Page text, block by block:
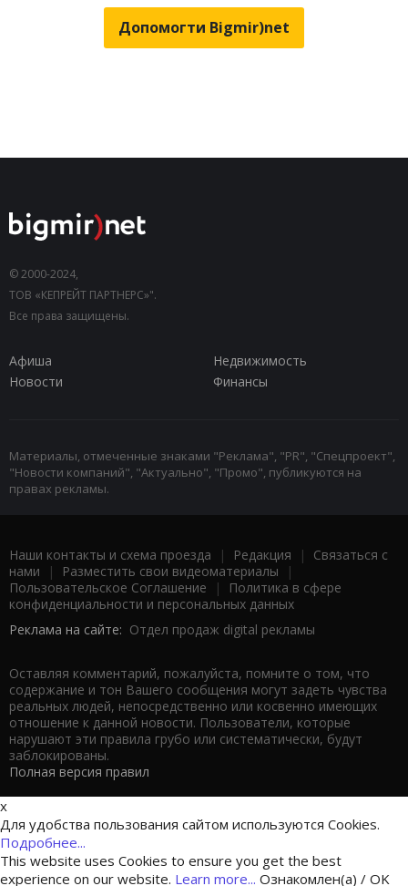
Допомогти Bigmir)net
© 2000-2024,
ТОВ «КЕПРЕЙТ ПАРТНЕРС»".
Все права защищены.
Афиша
Недвижимость
Новости
Финансы
Материалы, отмеченные знаками "Реклама", "PR", "Спецпроект",
"Новости компаний", "Актуально", "Промо", публикуются на
правах рекламы.
Наши контакты и схема проезда | Редакция | Связаться с
нами | Разместить свои видеоматериалы |
Пользовательское Соглашение |
Политика в сфере
конфиденциальности и персональных данных
Реклама на сайте: Отдел продаж digital рекламы
Оставляя комментарий, пожалуйста, помните о том, что
содержание и тон Вашего сообщения могут задеть чувства
реальных людей, непосредственно или косвенно имеющих
отношение к данной новости. Пользователи, которые
нарушают эти правила грубо или систематически, будут
заблокированы.
Полная версия правил
x
Для удобства пользования сайтом используются Cookies.
Подробнее...
This website uses Cookies to ensure you get the best
experience on our website. Learn more... Ознакомлен(а) / OK